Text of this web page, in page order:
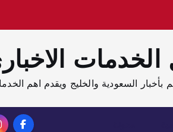
الخدمات
بأخبار السعودية والخليج ويقدم اهم